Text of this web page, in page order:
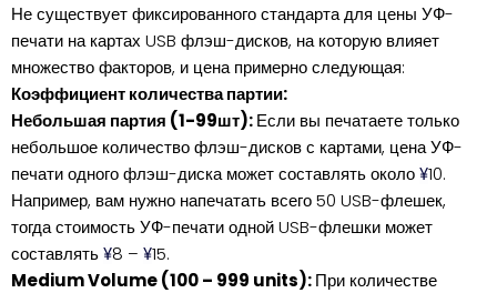
Не существует фиксированного стандарта для цены УФ-
печати на картах USB флэш-дисков, на которую влияет
множество факторов, и цена примерно следующая:
Коэффициент количества партии:
Небольшая партия (1-99шт):Если вы печатаете только
небольшое количество флэш-дисков с картами, цена УФ-
печати одного флэш-диска может составлять около ¥10.
Например, вам нужно напечатать всего 50 USB-флешек,
тогда стоимость УФ-печати одной USB-флешки может
составлять ¥8 – ¥15.
Medium Volume (100 – 999 units):При количестве